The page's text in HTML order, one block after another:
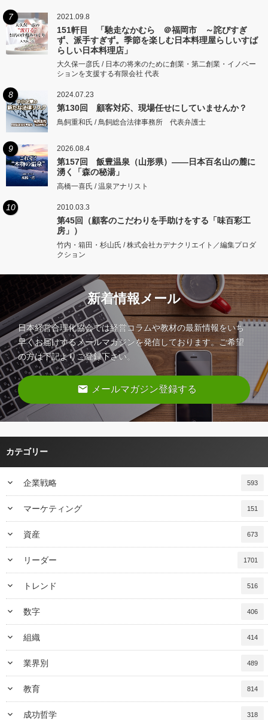
7 2021.09.8
151軒目 「馳走なかむら ＠福岡市 ～詫びすぎ
ず、派手すぎず。季節を楽しむ日本料理屋らしいすば
らしい日本料理店」
大久保一彦氏 / 日本の将来のために創業・第二創業・イノベー
ションを支援する有限会社 代表
8 2024.07.23
第130回 顧客対応、現場任せにしていませんか？
鳥飼重和氏 / 鳥飼総合法律事務所 代表弁護士
9 2026.08.4
第157回 飯豊温泉（山形県）――日本百名山の麓に
湧く「森の秘湯」
高橋一喜氏 / 温泉アナリスト
10 2010.03.3
第45回（顧客のこだわりを手助けをする「味百彩工
房」）
竹内・箱田・杉山氏 / 株式会社カデナクリエイト／編集プロダ
クション
新着情報メール
日本経営合理化協会では経営コラムや教材の最新情報をいち
早くお届けするメールマガジンを発信しております。ご希望
の方は下記よりご登録下さい。
email メールマガジン登録する
カテゴリー
keyboard_arrow_down 企業戦略 593
keyboard_arrow_down マーケティング 151
keyboard_arrow_down 資産 673
keyboard_arrow_down リーダー 1701
keyboard_arrow_down トレンド 516
keyboard_arrow_down 数字 406
keyboard_arrow_down 組織 414
keyboard_arrow_down 業界別 489
keyboard_arrow_down 教育 814
keyboard_arrow_down 成功哲学 318